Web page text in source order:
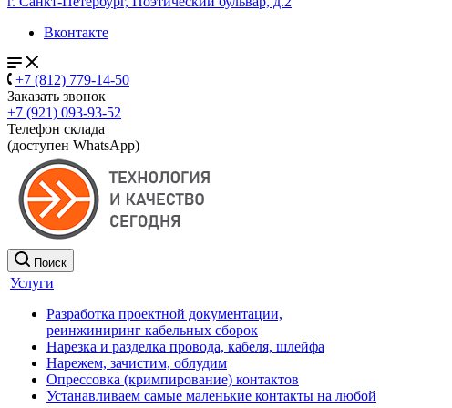
Вконтакте
+7 (812) 779-14-50
Заказать звонок
+7 (921) 093-93-52
Телефон склада
(доступен WhatsApp)
Поиск
Услуги
Разработка проектной документации,
реинжиниринг кабельных сборок
Нарезка и разделка провода, кабеля, шлейфа
Нарежем, зачистим, облудим
Опрессовка (кримпирование) контактов
Устанавливаем самые маленькие контакты на любой